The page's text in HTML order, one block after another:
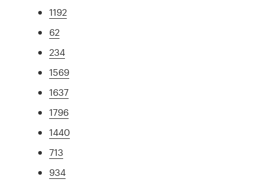
1192
62
234
1569
1637
1796
1440
713
934